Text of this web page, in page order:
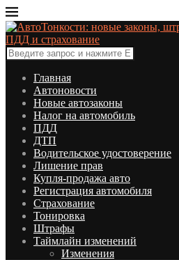
Главная
Автоновости
Новые автозаконы
Налог на автомобиль
ПДД
ДТП
Водительское удостоверение
Лишение прав
Купля-продажа авто
Регистрация автомобиля
Страхование
Тонировка
Штрафы
Таймлайн изменений
Изменения